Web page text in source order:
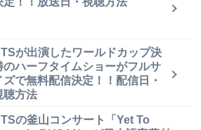
が出演したワールドカップ決
のハーフタイムショーがフルサ
ズで無料配信決定！！配信日・
聴方法
の釜山コンサート「Yet To